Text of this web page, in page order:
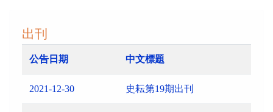
出刊
公告日期 中文標題
2021-12-30 史耘第19期出刊